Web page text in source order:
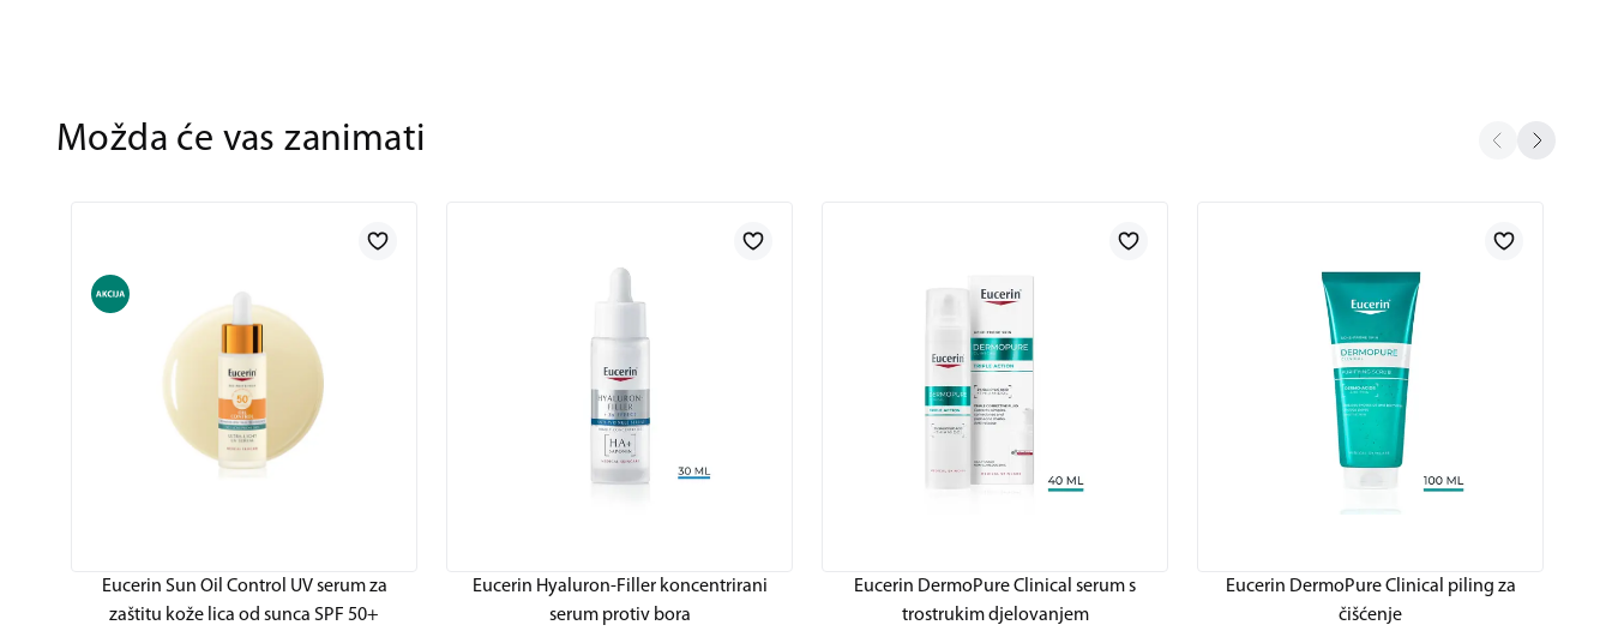
Možda će vas zanimati
Eucerin Sun Oil Control UV serum za
zaštitu kože lica od sunca SPF 50+
Eucerin Hyaluron-Filler koncentrirani
serum protiv bora
Eucerin DermoPure Clinical serum s
trostrukim djelovanjem
Eucerin DermoPure Clinical piling za
čišćenje